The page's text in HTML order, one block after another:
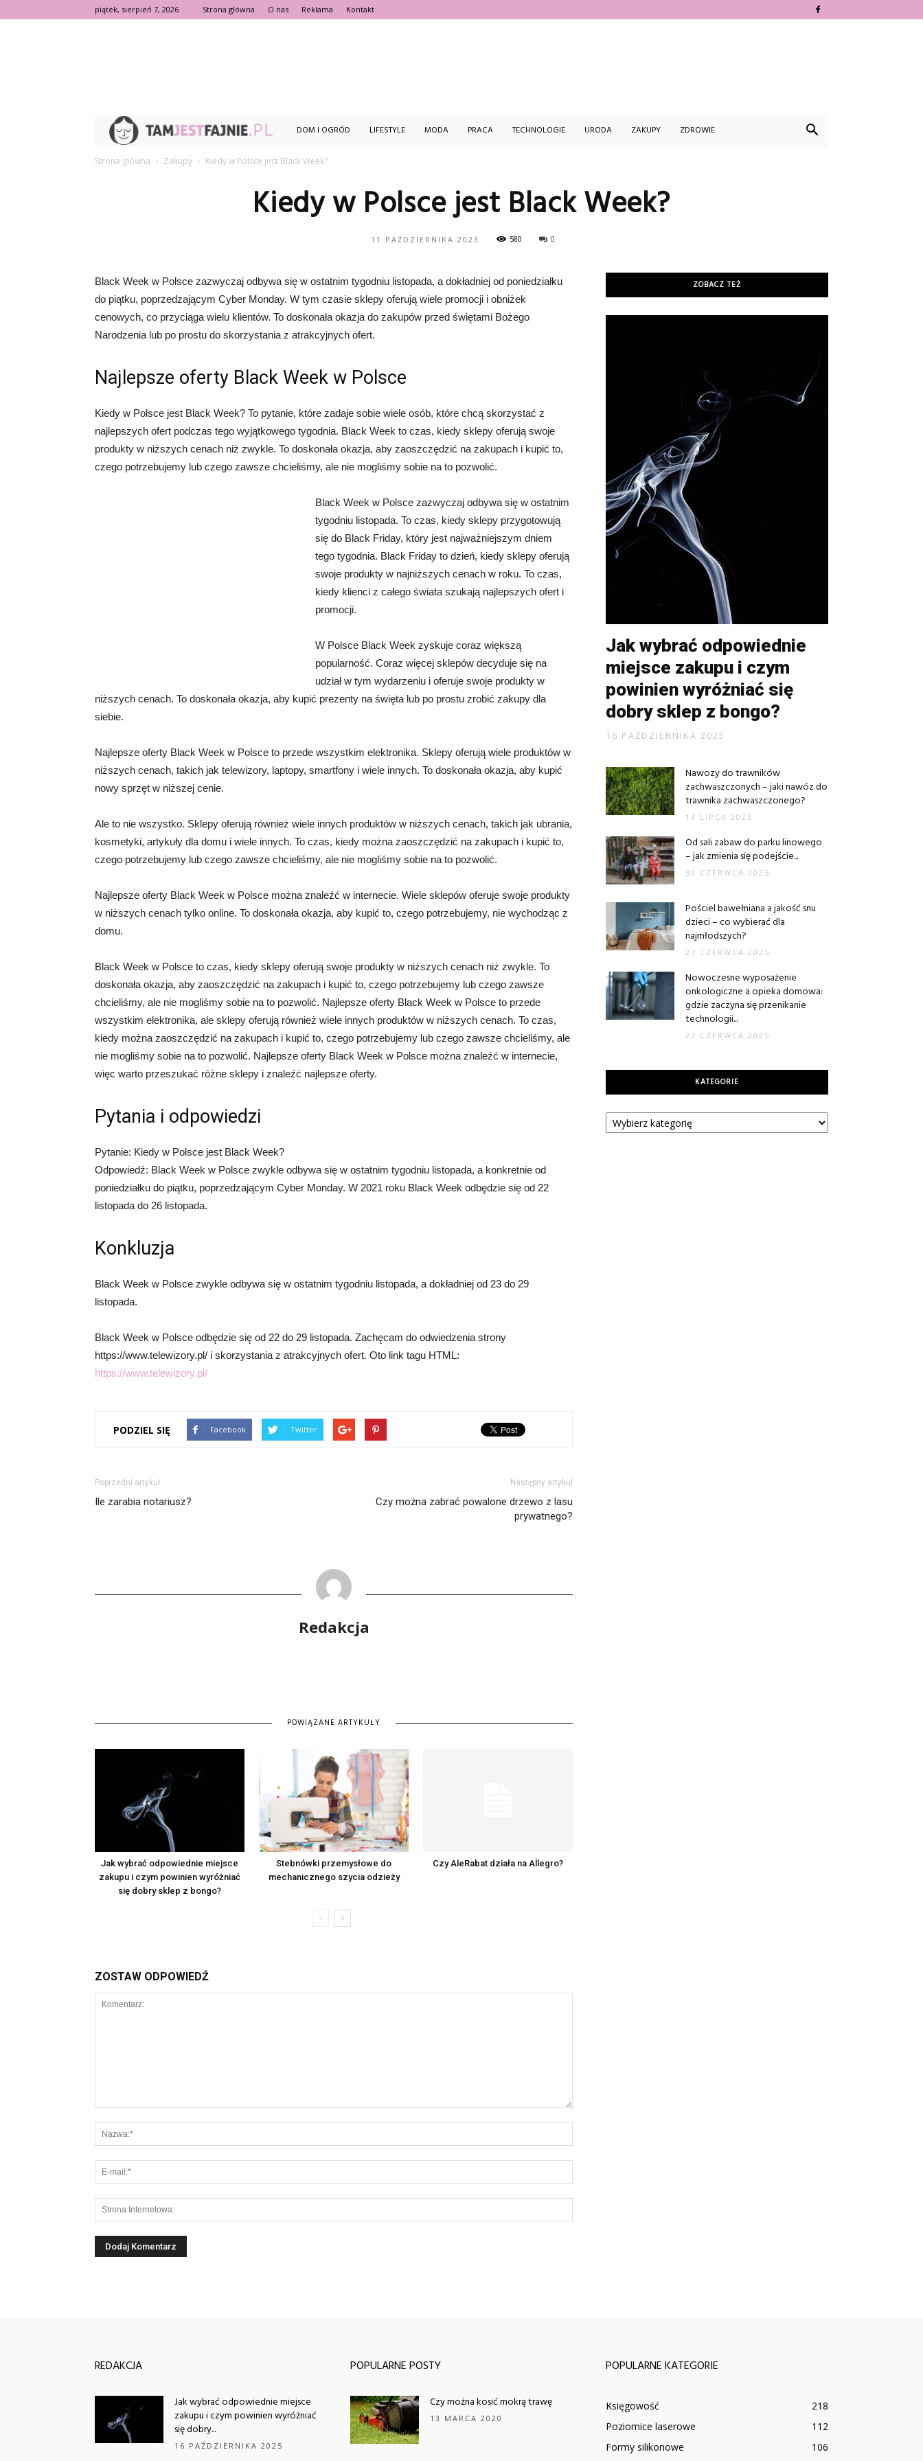
piątek, sierpień 7, 2026 Strona główna O nas Reklama Kontakt
TamJestFajnie.pl
DOM I OGRÓD LIFESTYLE MODA PRACA TECHNOLOGIE URODA ZAKUPY ZDROWIE
Strona główna Zakupy Kiedy w Polsce jest Black Week?
Kiedy w Polsce jest Black Week?
11 PAŹDZIERNIKA 2023 580 0
Black Week w Polsce zazwyczaj odbywa się w ostatnim tygodniu listopada, a dokładniej od poniedziałku
do piątku, poprzedzającym Cyber Monday. W tym czasie sklepy oferują wiele promocji i obniżek
cenowych, co przyciąga wielu klientów. To doskonała okazja do zakupów przed świętami Bożego
Narodzenia lub po prostu do skorzystania z atrakcyjnych ofert.
Najlepsze oferty Black Week w Polsce
Kiedy w Polsce jest Black Week? To pytanie, które zadaje sobie wiele osób, które chcą skorzystać z
najlepszych ofert podczas tego wyjątkowego tygodnia. Black Week to czas, kiedy sklepy oferują swoje
produkty w niższych cenach niż zwykle. To doskonała okazja, aby zaoszczędzić na zakupach i kupić to,
czego potrzebujemy lub czego zawsze chcieliśmy, ale nie mogliśmy sobie na to pozwolić.
Black Week w Polsce zazwyczaj odbywa się w ostatnim
tygodniu listopada. To czas, kiedy sklepy przygotowują
się do Black Friday, który jest najważniejszym dniem
tego tygodnia. Black Friday to dzień, kiedy sklepy oferują
swoje produkty w najniższych cenach w roku. To czas,
kiedy klienci z całego świata szukają najlepszych ofert i
promocji.
W Polsce Black Week zyskuje coraz większą
popularność. Coraz więcej sklepów decyduje się na
udział w tym wydarzeniu i oferuje swoje produkty w
niższych cenach. To doskonała okazja, aby kupić prezenty na święta lub po prostu zrobić zakupy dla
siebie.
Najlepsze oferty Black Week w Polsce to przede wszystkim elektronika. Sklepy oferują wiele produktów w
niższych cenach, takich jak telewizory, laptopy, smartfony i wiele innych. To doskonała okazja, aby kupić
nowy sprzęt w niższej cenie.
Ale to nie wszystko. Sklepy oferują również wiele innych produktów w niższych cenach, takich jak ubrania,
kosmetyki, artykuły dla domu i wiele innych. To czas, kiedy można zaoszczędzić na zakupach i kupić to,
czego potrzebujemy lub czego zawsze chcieliśmy, ale nie mogliśmy sobie na to pozwolić.
Najlepsze oferty Black Week w Polsce można znaleźć w internecie. Wiele sklepów oferuje swoje produkty
w niższych cenach tylko online. To doskonała okazja, aby kupić to, czego potrzebujemy, nie wychodząc z
domu.
Black Week w Polsce to czas, kiedy sklepy oferują swoje produkty w niższych cenach niż zwykle. To
doskonała okazja, aby zaoszczędzić na zakupach i kupić to, czego potrzebujemy lub czego zawsze
chcieliśmy, ale nie mogliśmy sobie na to pozwolić. Najlepsze oferty Black Week w Polsce to przede
wszystkim elektronika, ale sklepy oferują również wiele innych produktów w niższych cenach. To czas,
kiedy można zaoszczędzić na zakupach i kupić to, czego potrzebujemy lub czego zawsze chcieliśmy, ale
nie mogliśmy sobie na to pozwolić. Najlepsze oferty Black Week w Polsce można znaleźć w internecie,
więc warto przeszukać różne sklepy i znaleźć najlepsze oferty.
Pytania i odpowiedzi
Pytanie: Kiedy w Polsce jest Black Week?
Odpowiedź: Black Week w Polsce zwykle odbywa się w ostatnim tygodniu listopada, a konkretnie od
poniedziałku do piątku, poprzedzającym Cyber Monday. W 2021 roku Black Week odbędzie się od 22
listopada do 26 listopada.
Konkluzja
Black Week w Polsce zwykle odbywa się w ostatnim tygodniu listopada, a dokładniej od 23 do 29
listopada.
Black Week w Polsce odbędzie się od 22 do 29 listopada. Zachęcam do odwiedzenia strony
https://www.telewizory.pl/ i skorzystania z atrakcyjnych ofert. Oto link tagu HTML:
https://www.telewizory.pl/
PODZIEL SIĘ Facebook Twitter
Poprzedni artykuł
Ile zarabia notariusz?
Następny artykuł
Czy można zabrać powalone drzewo z lasu
prywatnego?
Redakcja
POWIĄZANE ARTYKUŁY
Jak wybrać odpowiednie miejsce
zakupu i czym powinien wyróżniać
się dobry sklep z bongo?
Stebnówki przemysłowe do
mechanicznego szycia odzieży
Czy AleRabat działa na Allegro?
ZOSTAW ODPOWIEDŹ
ZOBACZ TEŻ
Jak wybrać odpowiednie
miejsce zakupu i czym
powinien wyróżniać się
dobry sklep z bongo?
16 PAŹDZIERNIKA 2025
Nawozy do trawników
zachwaszczonych – jaki nawóz do
trawnika zachwaszczonego?
14 LIPCA 2025
Od sali zabaw do parku linowego
– jak zmienia się podejście...
30 CZERWCA 2025
Pościel bawełniana a jakość snu
dzieci – co wybierać dla
najmłodszych?
27 CZERWCA 2025
Nowoczesne wyposażenie
onkologiczne a opieka domowa:
gdzie zaczyna się przenikanie
technologii...
27 CZERWCA 2025
KATEGORIE
Kategorie
REDAKCJA
Jak wybrać odpowiednie miejsce
zakupu i czym powinien wyróżniać
się dobry...
16 PAŹDZIERNIKA 2025
POPULARNE POSTY
Czy można kosić mokrą trawę
13 MARCA 2020
POPULARNE KATEGORIE
Księgowość
218
Poziomice laserowe
112
Formy silikonowe
106